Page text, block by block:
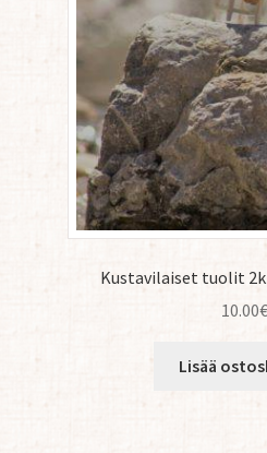
Kustavilaiset tuolit
10.00€
Lisää